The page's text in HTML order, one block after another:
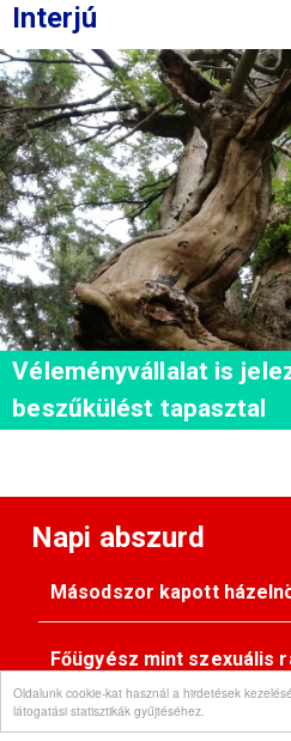
Oldalunk cookie-kat használ a hirdetések
látogatási statisztikák gyűjtéséhez.
Interjú
Véleményvállalat is
beszűkülést tapasztal
Napi abszurd
Másodszor kapott
Főügyész mint szexuális
Pimasz önkényúr